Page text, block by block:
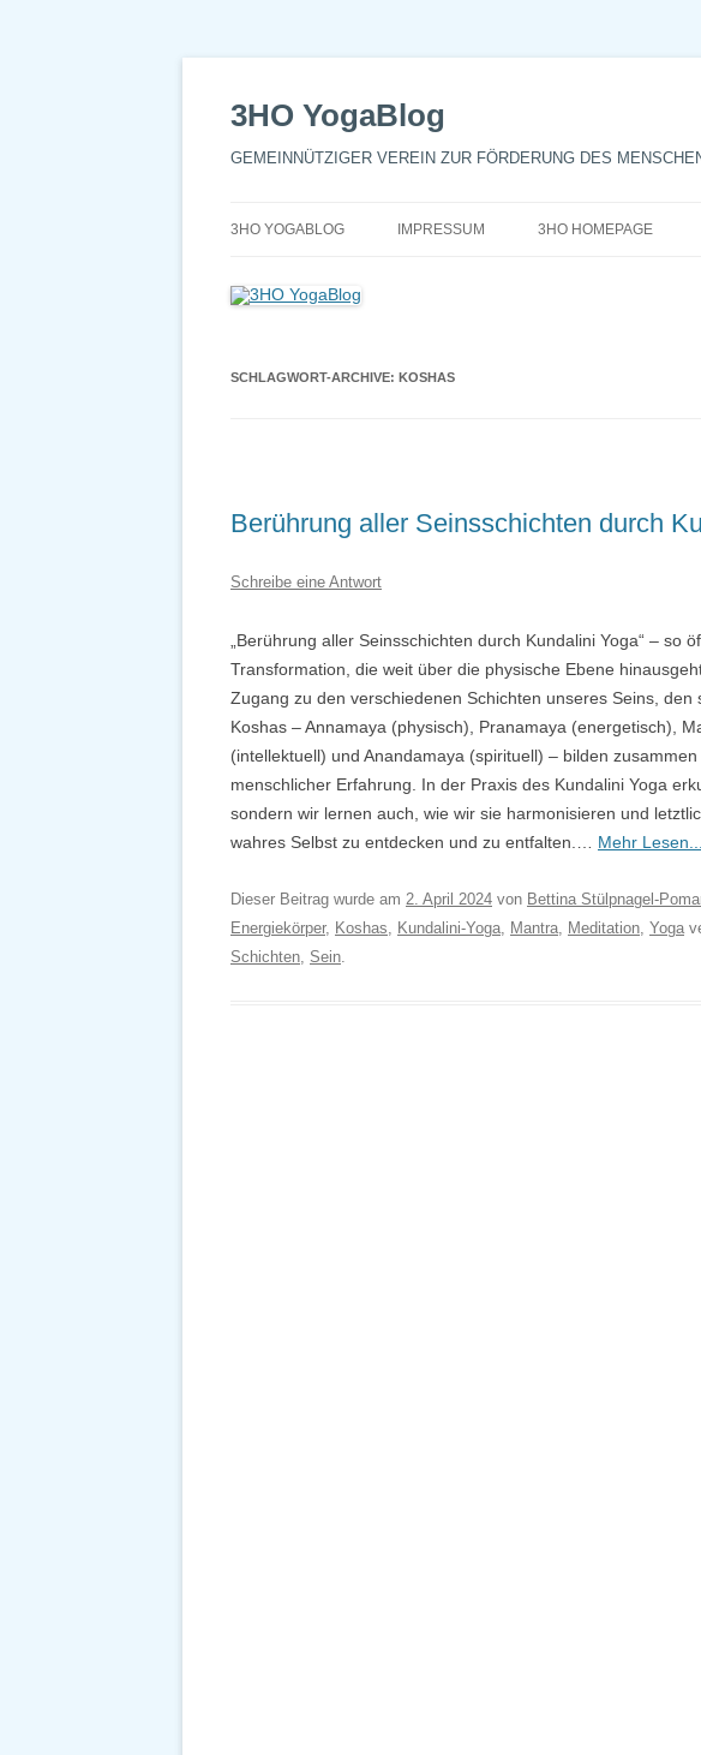
3HO YogaBlog
GEMEINNÜTZIGER VEREIN ZUR FÖRDERUNG DES
3HO YOGABLOG IMPRESSUM 3HO HOMEPAGE
SCHLAGWORT-ARCHIVE: KOSHAS
Berührung aller Seinsschichten durch
Schreibe eine Antwort
„Berührung aller Seinsschichten durch Kundalini Yoga“ – so
Transformation, die weit über die physische Ebene
Zugang zu den verschiedenen Schichten unseres Seins, den
Koshas – Annamaya (physisch), Pranamaya (energetisch),
(intellektuell) und Anandamaya (spirituell) – bilden
menschlicher Erfahrung. In der Praxis des Kundalini Yoga
sondern wir lernen auch, wie wir sie harmonisieren und
wahres Selbst zu entdecken und zu entfalten.… Mehr Lesen...
Dieser Beitrag wurde am 2. April 2024 von Bettina Stülpnagel-
Energiekörper, Koshas, Kundalini-Yoga, Mantra, Meditation, Yoga
Schichten, Sein.